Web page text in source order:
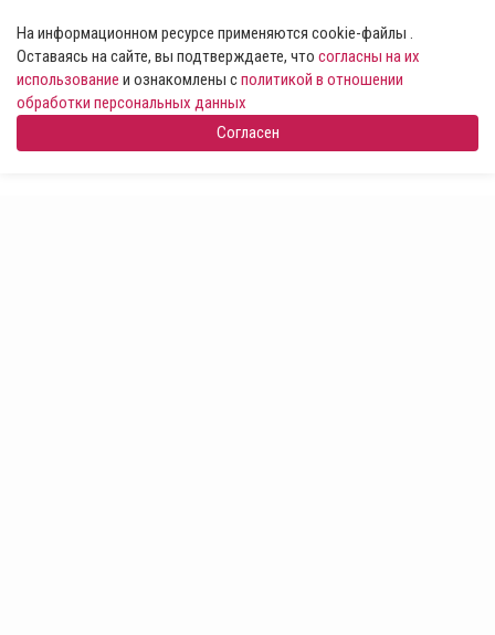
На информационном ресурсе применяются cookie-файлы .
Оставаясь на сайте, вы подтверждаете, что согласны на их
использование и ознакомлены сполитикой в отношении
обработки персональных данных
Согласен